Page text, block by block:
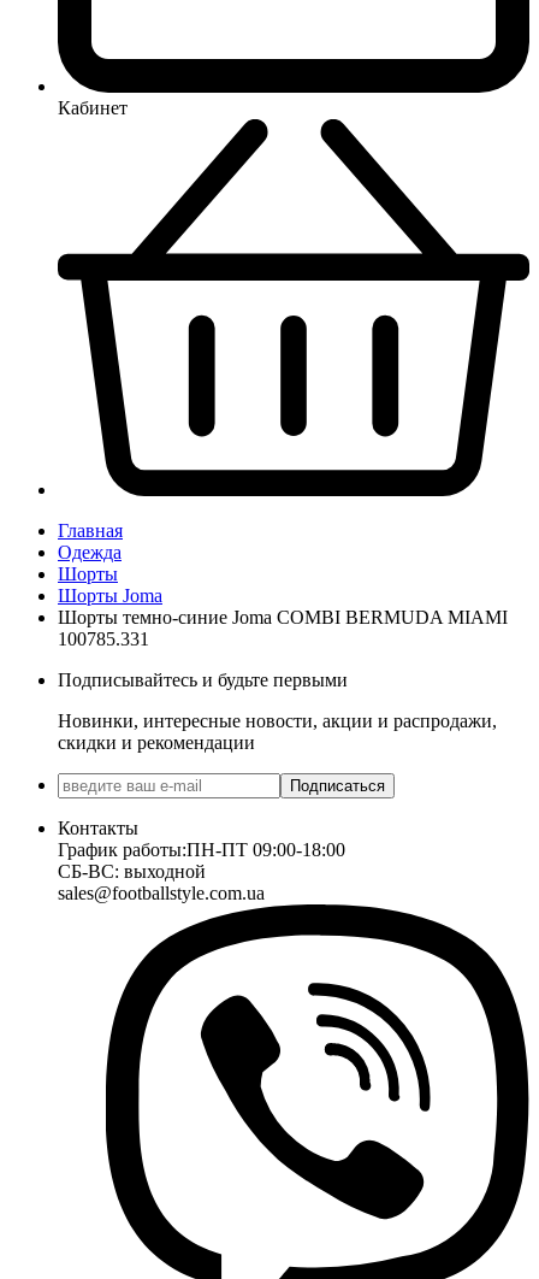
Кабинет
Главная
Одежда
Шорты
Шорты Joma
Шорты темно-синие Joma COMBI BERMUDA MIAMI
100785.331
Подписывайтесь и будьте первыми
Новинки, интересные новости, акции и распродажи,
скидки и рекомендации
Подписаться
Контакты
График работы:ПН-ПТ 09:00-18:00
СБ-ВС: выходной
sales@footballstyle.com.ua